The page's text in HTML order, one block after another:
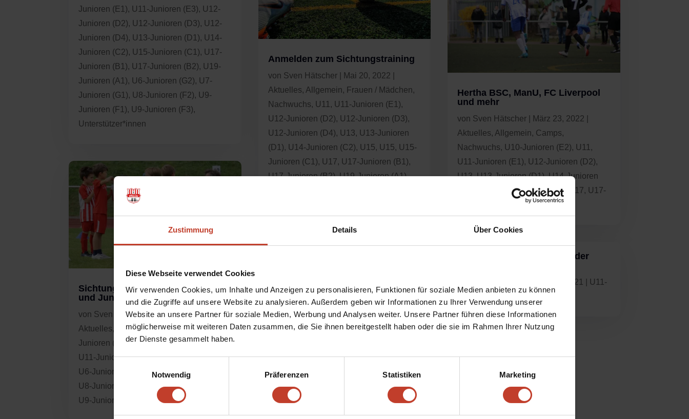
Zustimmung Details Über Cookies
Diese Webseite verwendet Cookies
Wir verwenden Cookies, um Inhalte und Anzeigen zu personalisieren, Funktionen für soziale Medien anbieten zu können
und die Zugriffe auf unsere Website zu analysieren. Außerdem geben wir Informationen zu Ihrer Verwendung unserer
Website an unsere Partner für soziale Medien, Werbung und Analysen weiter. Unsere Partner führen diese Informationen
möglicherweise mit weiteren Daten zusammen, die Sie ihnen bereitgestellt haben oder die sie im Rahmen Ihrer Nutzung
der Dienste gesammelt haben.
Einwilligungsauswahl
Notwendig
Präferenzen Statistiken Marketing
Junioren (E1), U11-Junioren (E3), U12-
Junioren (D2), U12-Junioren (D3), U12-
Junioren (D4), U13-Junioren (D1), U14-
Junioren (C2), U15-Junioren (C1), U17-
Junioren (B1), U17-Junioren (B2), U19-
Junioren (A1), U6-Junioren (G2), U7-
Junioren (G1), U8-Junioren (F2), U9-
Junioren (F1), U9-Junioren (F3),
Unterstützer*innen
Sichtungsturniere für Mädchen
und Jungen
von Sven Hätscher|Apr. 30, 2024|
Aktuelles, Allgemein,Nachwuchs,U10-
Junioren (E2),U10-Junioren (E4),U11,
U11-Junioren (E1),U11-Junioren (E3),
U6-Junioren (G2)
U7,U7-Junioren (G1)
U8-Junioren (F2)
U9-Junioren (F1)
U9-Junioren (F3)
Anmelden zum Sichtungstraining
von Sven Hätscher| Mai 20, 2022
Aktuelles, Allgemein, Frauen / Mädchen,
Nachwuchs, U11, U11-Junioren (E1),
U12-Junioren (D2), U12-Junioren (D3),
U12-Junioren (D4), U13, U13-Junioren
(D1), U14-Junioren (C2), U15, U15, U15-
Junioren (C1), U17, U17-Junioren (B1),
U17-Junioren (B2),U19-Junioren (A1)
vonSven Hätscher|Jan. 1, 2022|
Aktuelles,Allgemein Nachwuchs,U10-
Junioren (E2)
,U11,
U11-Junioren (E1)
U11-Junioren (E3),
U12-Junioren (D2),U12-Junioren (D3),
Hertha BSC, ManU, FC Liverpool
und mehr
von Sven Hätscher| März 23, 2022
Aktuelles, Allgemein, Camps,
Nachwuchs, U10-Junioren (E2), U11,
U11-Junioren (E1), U12-Junioren (D2),
U13,U13-Junioren (D1),U14-Junioren
U15-Junioren (C1) U17, U17-
Schwieriger Re-Start nach der
Dez. 26, 2021
U11-